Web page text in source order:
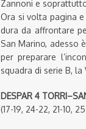
Zannoni e
Ora si volta pagina
dura da affrontare
San Marino, adesso
per preparare
squadra di serie B,
DESPAR 4
(17-19, 24-22, 21-10,